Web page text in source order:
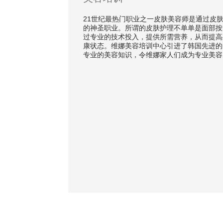
21世纪最热门职业之一皮肤美容师是通过皮
的神圣职业。所谓的皮肤护理不单单是面部
过专业的技术投入，提供所需营养，从而提
康状态。维娜美容培训中心引进了韩国先进
专业的美容知识，令维娜家人们成为专业美